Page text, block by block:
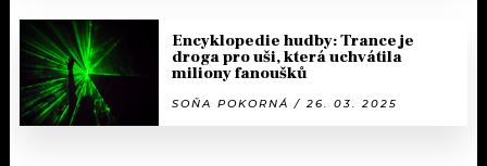
Encyklopedie hudby: Trance je
droga pro uši, která uchvátila
miliony fanoušků
SOŇA POKORNÁ / 26. 03. 2025